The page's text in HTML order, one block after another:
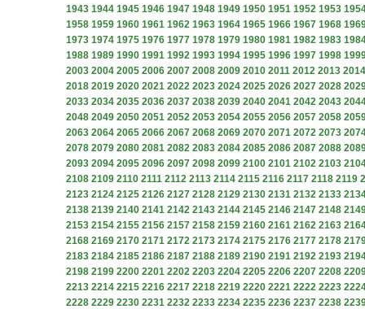
1943 1944 1945 1946 1947 1948 1949 1950 1951 1952 1953
1958 1959 1960 1961 1962 1963 1964 1965 1966 1967 1968
1973 1974 1975 1976 1977 1978 1979 1980 1981 1982 1983
1988 1989 1990 1991 1992 1993 1994 1995 1996 1997 1998
2003 2004 2005 2006 2007 2008 2009 2010 2011 2012 2013 2014
2018 2019 2020 2021 2022 2023 2024 2025 2026 2027 2028
2033 2034 2035 2036 2037 2038 2039 2040 2041 2042 2043
2048 2049 2050 2051 2052 2053 2054 2055 2056 2057 2058
2063 2064 2065 2066 2067 2068 2069 2070 2071 2072 2073
2078 2079 2080 2081 2082 2083 2084 2085 2086 2087 2088
2093 2094 2095 2096 2097 2098 2099 2100 2101 2102 2103
2108 2109 2110 2111 2112 2113 2114 2115 2116 2117 2118 2119
2123 2124 2125 2126 2127 2128 2129 2130 2131 2132 2133
2138 2139 2140 2141 2142 2143 2144 2145 2146 2147 2148
2153 2154 2155 2156 2157 2158 2159 2160 2161 2162 2163
2168 2169 2170 2171 2172 2173 2174 2175 2176 2177 2178
2183 2184 2185 2186 2187 2188 2189 2190 2191 2192 2193
2198 2199 2200 2201 2202 2203 2204 2205 2206 2207 2208
2213 2214 2215 2216 2217 2218 2219 2220 2221 2222 2223
2228 2229 2230 2231 2232 2233 2234 2235 2236 2237 2238